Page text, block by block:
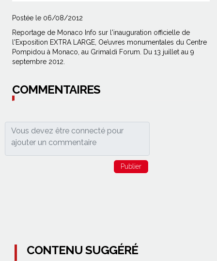
Postée le 06/08/2012
Reportage de Monaco Info sur l'inauguration officielle de
l'Exposition EXTRA LARGE, Oe’uvres monumentales du Centre
Pompidou à Monaco, au Grimaldi Forum. Du 13 juillet au 9
septembre 2012.
COMMENTAIRES
Publier
CONTENU SUGGÉRÉ